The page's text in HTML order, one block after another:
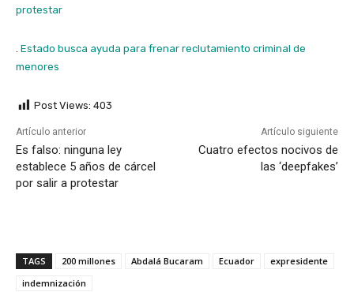
protestar
. Estado busca ayuda para frenar reclutamiento criminal de
menores
Post Views: 403
Artículo anterior
Es falso: ninguna ley
establece 5 años de cárcel
por salir a protestar
Artículo siguiente
Cuatro efectos nocivos de
las ‘deepfakes’
TAGS 200 millones Abdalá Bucaram Ecuador
expresidente
indemnización